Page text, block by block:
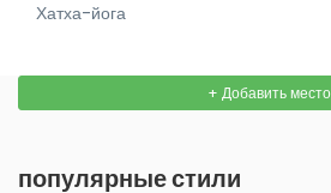
Хатха-йога
+ Добавить место
популярные стили